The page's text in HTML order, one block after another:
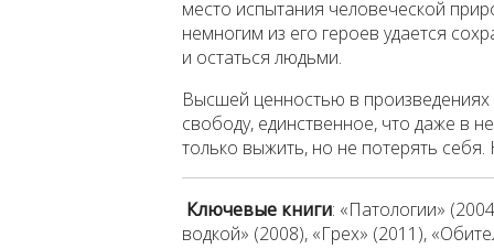
место испытания человеческой
немногим из его героев удается
и остаться людьми.
Высшей ценностью в
свободу, единственное, что даже в
только выжить, но не потерять
Ключевые книги: «Патологии»
водкой» (2008), «Грех» (2011),